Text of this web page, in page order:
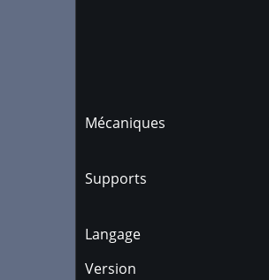
Mécaniques
Supports
Langage
Version